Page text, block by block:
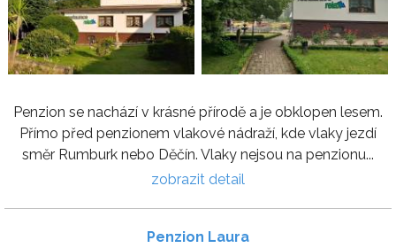
Penzion se nachází v krásné přírodě a je obklopen lesem.
Přímo před penzionem vlakové nádraží, kde vlaky jezdí
směr Rumburk nebo Děčín. Vlaky nejsou na penzionu...
zobrazit detail
Penzion Laura